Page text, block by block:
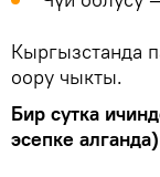
Кыргызстанда
оору чыкты.
Бир сутка
эсепке